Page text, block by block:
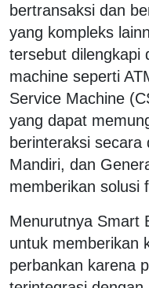
bertransaksi dan
yang kompleks
tersebut dilengkapi
machine seperti
Service Machine
yang dapat
berinteraksi
Mandiri, dan
memberikan solusi
Menurutnya Smart
untuk memberikan
perbankan karena